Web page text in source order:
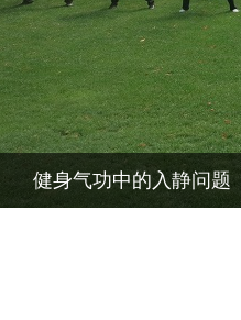
健身气功中的入静问题